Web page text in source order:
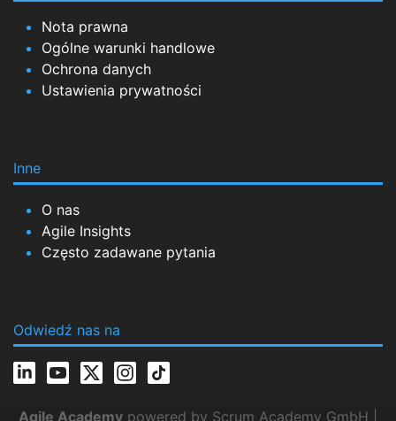
Nota prawna
Ogólne warunki handlowe
Ochrona danych
Ustawienia prywatności
Inne
O nas
Agile Insights
Często zadawane pytania
Odwiedź nas na
Agile Academy powered by Scrum Academy GmbH |